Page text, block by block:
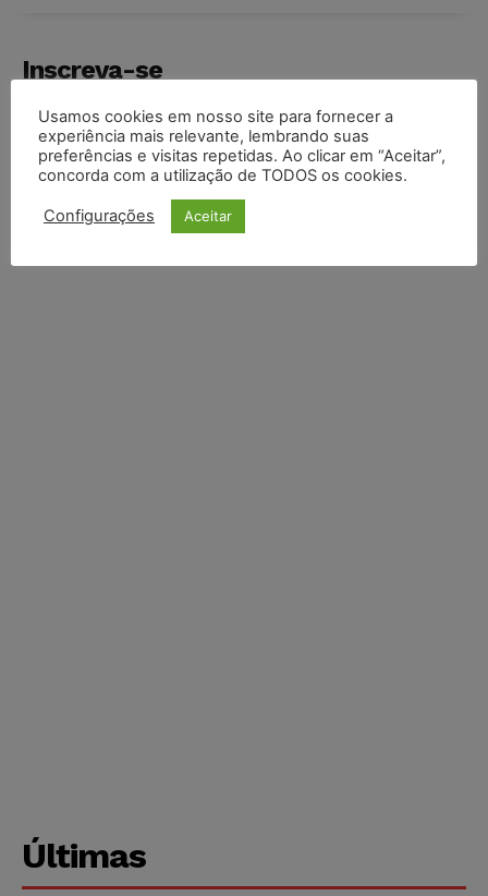
Inscreva-se
Últimas
Usamos cookies em nosso site para fornecer a
experiência mais relevante, lembrando suas
preferências e visitas repetidas. Ao clicar em “Aceitar”,
concorda com a utilização de TODOS os cookies.
Configurações Aceitar